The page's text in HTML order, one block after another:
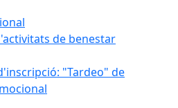
de benestar
"Tardeo" de